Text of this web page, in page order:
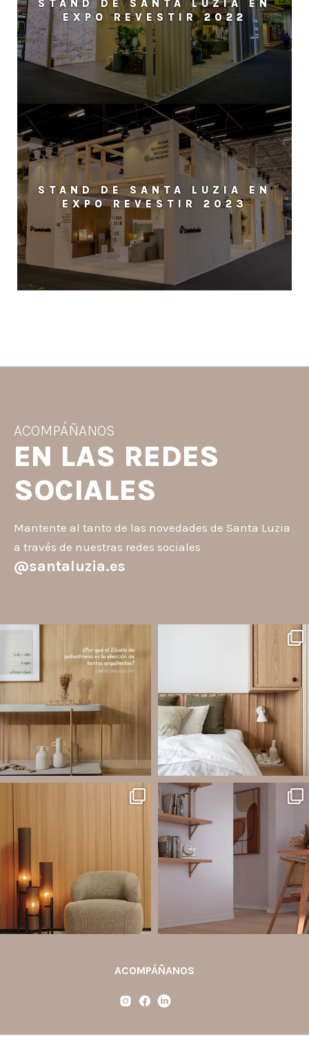
STAND DE SANTA LUZIA EN
EXPO REVESTIR 2022
STAND DE SANTA LUZIA EN
EXPO REVESTIR 2023
ACOMPÁÑANOS
EN LAS REDES
SOCIALES
Mantente al tanto de las novedades de Santa Luzia
a través de nuestras redes sociales
@santaluzia.es
Los Zócalos de poliestireno ganaron
protagonismo en la arquitectura porque
combinan estética, practicidad y
desempeño en un solo producto.
...
tradicional? ¡Los Revestimientos de
pared Santa Luzia pueden ser la
Líneas como Waves, Gizé y...
Jul 14
1 0
paredes decorativas, respaldos de
2 0
santaluzia.es
¿Zócalo blanco, negro, gris, fendi o
beige? La elección puede cambiar por
completo la percepción de un
ambiente y aportar aún más valor a tu
proyecto.
ACOMPÁÑANOS